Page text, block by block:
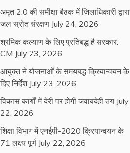
अमृत 2.0 की समीक्षा बैठक में जिलाधिकारी द्वारा
जल स्रोत संरक्षण July 24, 2026
श्रमिक कल्याण के लिए प्रतिबद्ध है सरकार:
CM July 23, 2026
आयुक्त ने योजनाओं के समयबद्ध क्रियान्वयन के
दिए निर्देश July 23, 2026
विकास कार्यों में देरी पर होगी जवाबदेही तय July
22, 2026
शिक्षा विभाग में एनईपी-2020 क्रियान्वयन के
71 लक्ष्य पूर्ण July 22, 2026